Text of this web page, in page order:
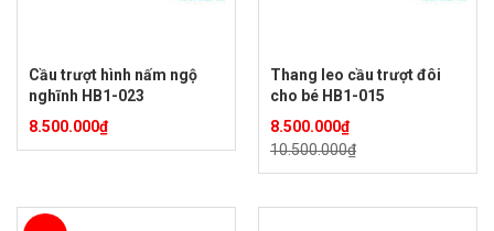
Cầu trượt hình nấm ngộ
nghĩnh HB1-023
8.500.000₫
Thang leo cầu trượt đôi
cho bé HB1-015
8.500.000₫
10.500.000₫